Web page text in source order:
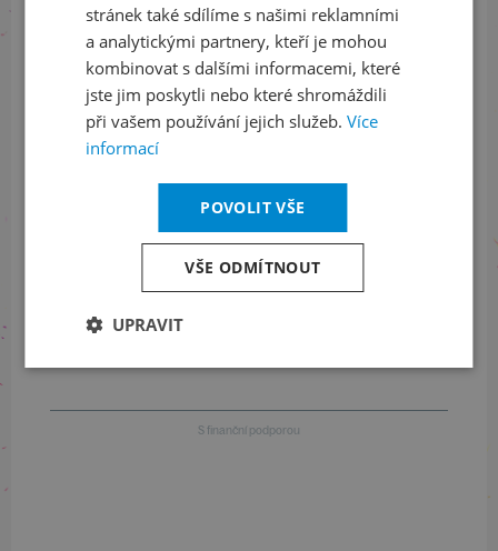
LinkedInflickr
Informace o stavu objednávek
Informace o programu
+420 257 310 414
S finanční podporou
stránek také sdílíme s našimi reklamními
a analytickými partnery, kteří je mohou
kombinovat s dalšími informacemi, které
jste jim poskytli nebo které shromáždili
při vašem používání jejich služeb. Více
informací
POVOLIT VŠE
VŠE ODMÍTNOUT
UPRAVIT